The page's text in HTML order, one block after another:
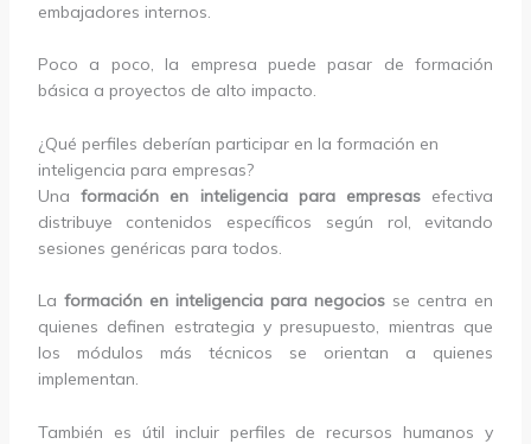
embajadores internos.
Poco a poco, la empresa puede pasar de formación
básica a proyectos de alto impacto.
¿Qué perfiles deberían participar en la formación en
inteligencia para empresas?
Una formación en inteligencia para empresas efectiva
distribuye contenidos específicos según rol, evitando
sesiones genéricas para todos.
La formación en inteligencia para negocios se centra en
quienes definen estrategia y presupuesto, mientras que
los módulos más técnicos se orientan a quienes
implementan.
También es útil incluir perfiles de recursos humanos y